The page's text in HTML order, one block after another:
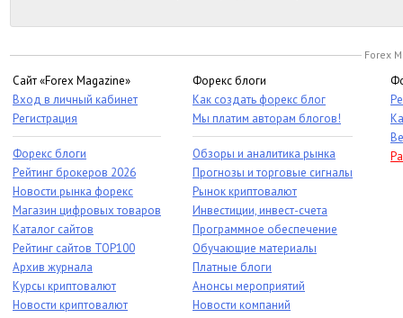
Forex
Сайт «Forex Magazine»
Вход в личный кабинет
Регистрация
Форекс блоги
Рейтинг брокеров 2026
Новости рынка форекс
Магазин цифровых товаров
Каталог сайтов
Рейтинг сайтов TOP100
Архив журнала
Курсы криптовалют
Новости криптовалют
Форекс блоги
Как создать форекс блог
Мы платим авторам блогов!
Обзоры и аналитика рынка
Прогнозы и торговые сигналы
Рынок криптовалют
Инвестиции, инвест-счета
Программное обеспечение
Обучающие материалы
Платные блоги
Анонсы мероприятий
Новости компаний